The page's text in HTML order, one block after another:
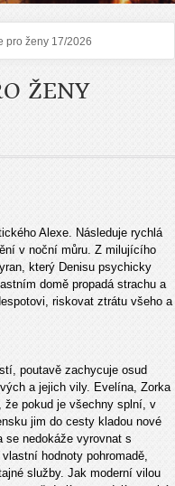
pro ženy 17/2026
ŽENY
Alexe. Následuje rychlá
v noční můru. Z milujícího
který Denisu psychicky
domě propadá strachu a
riskovat ztrátu všeho a
poutavě zachycuje osud
a jejich vily. Evelína, Zorka
pokud je všechny splní, v
jim do cesty kladou nové
se nedokáže vyrovnat s
hodnoty pohromadě,
služby. Jak moderní vilou